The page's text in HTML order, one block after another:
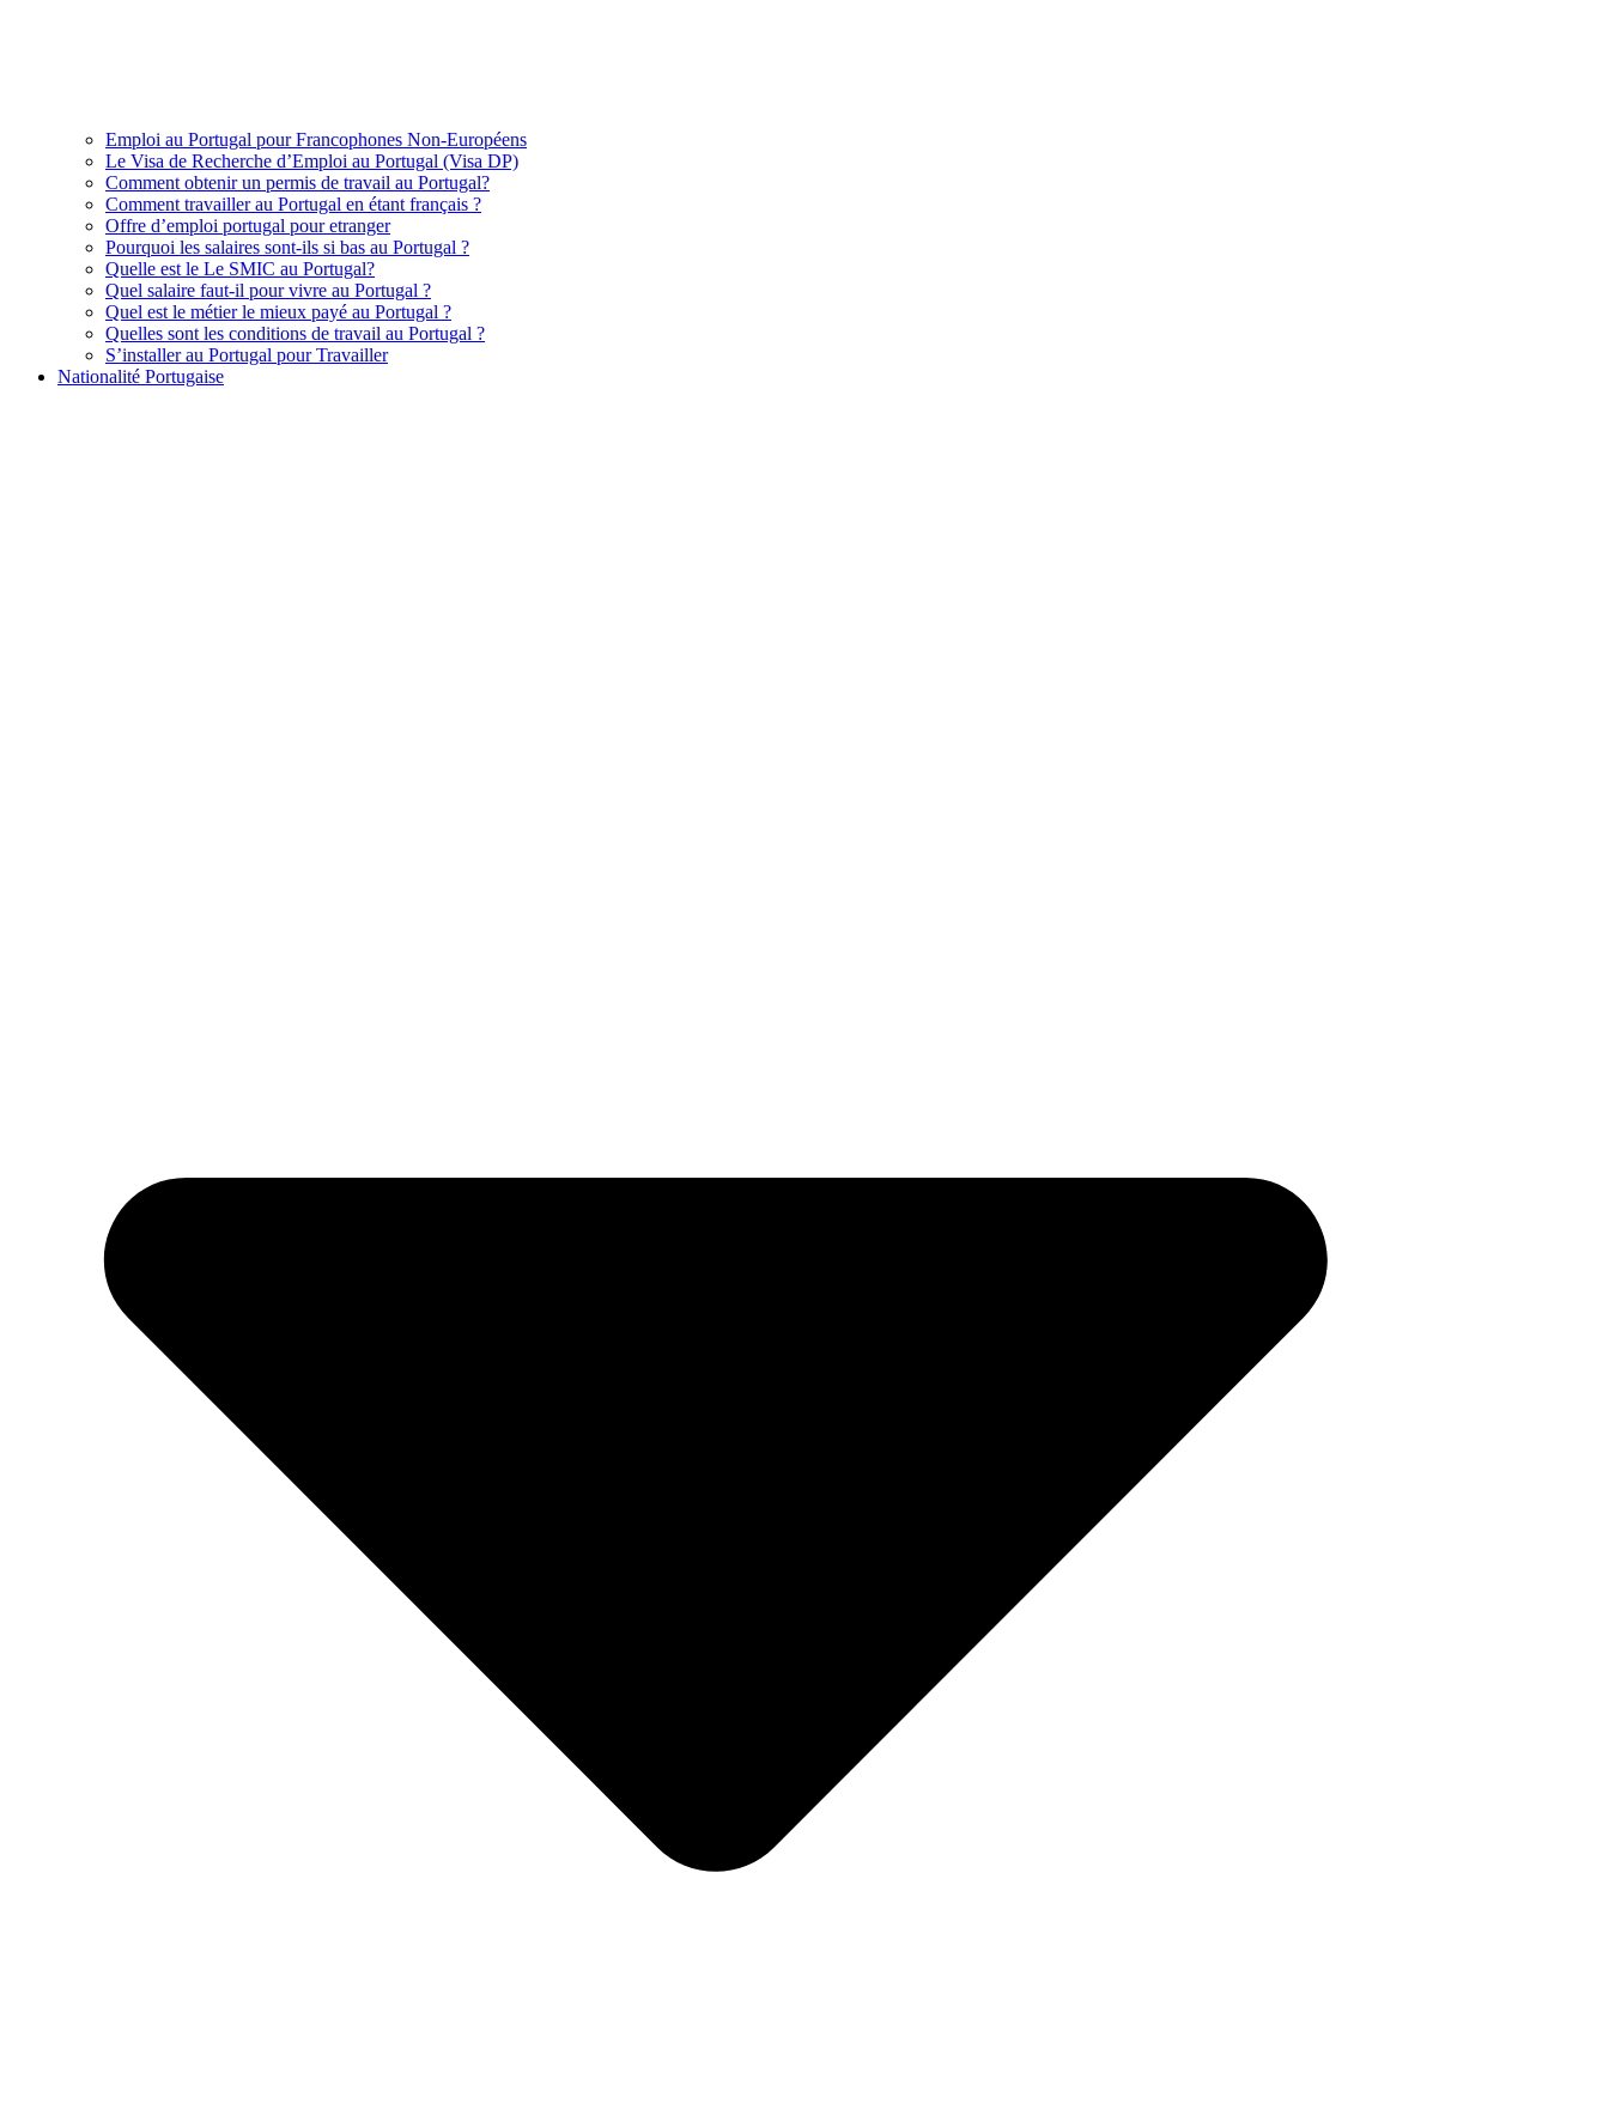
Emploi au Portugal pour Francophones Non-Européens
Le Visa de Recherche d’Emploi au Portugal (Visa DP)
Comment obtenir un permis de travail au Portugal?
Comment travailler au Portugal en étant français ?
Offre d’emploi portugal pour etranger
Pourquoi les salaires sont-ils si bas au Portugal ?
Quelle est le Le SMIC au Portugal?
Quel salaire faut-il pour vivre au Portugal ?
Quel est le métier le mieux payé au Portugal ?
Quelles sont les conditions de travail au Portugal ?
S’installer au Portugal pour Travailler
Nationalité Portugaise